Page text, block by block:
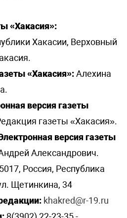
«Хакасия»:
Хакасии, Верховный
«Хакасия»:Алехина
версия газеты
газеты «Хакасия».
версия газеты
Александрович.
Россия, Республика
Щетинкина, 34
khakred@r-19.ru